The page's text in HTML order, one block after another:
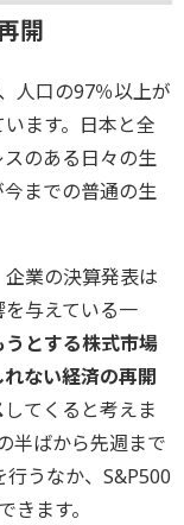
開
人口の97％以上が
ます。日本と全
のある日々の生
までの普通の生
業の決算発表は
与えている一
とする株式市場
ない経済の再開
してくると考えま
半ばから先週まで
うなか、S&P500
ます。